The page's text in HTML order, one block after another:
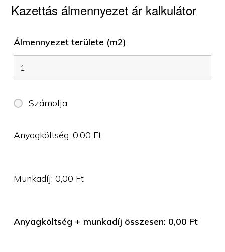
Kazettás álmennyezet ár kalkulátor
Álmennyezet területe (m2)
Számolja
Anyagköltség:0,00 Ft
Munkadíj:0,00 Ft
Anyagköltség + munkadíj összesen: 0,00 Ft